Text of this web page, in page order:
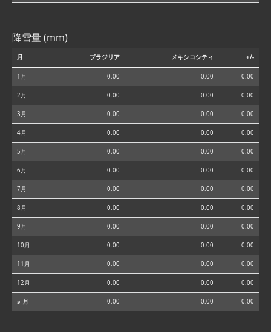
降雪量 (mm)
月 ブラジリア メキシコシティ +/-
1月 0.00 0.00 0.00
2月 0.00 0.00 0.00
3月 0.00 0.00 0.00
4月 0.00 0.00 0.00
5月 0.00 0.00 0.00
6月 0.00 0.00 0.00
7月 0.00 0.00 0.00
8月 0.00 0.00 0.00
9月 0.00 0.00 0.00
10月 0.00 0.00 0.00
11月 0.00 0.00 0.00
12月 0.00 0.00 0.00
⌀ 月 0.00 0.00 0.00